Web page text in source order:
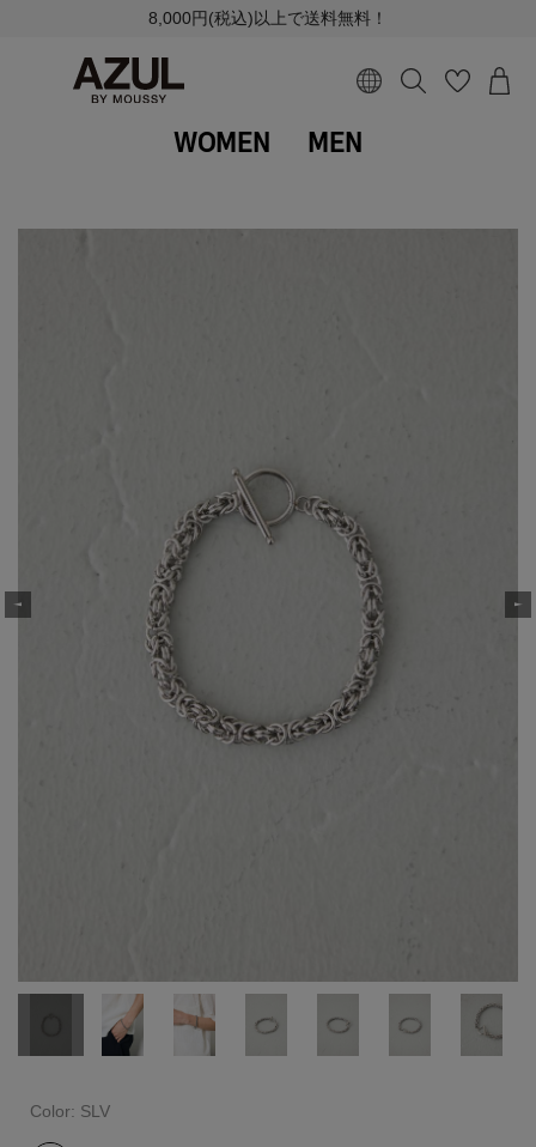
8,000円(税込)以上で送料無料！
WOMEN MEN
Color: SLV